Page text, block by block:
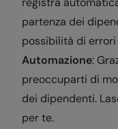
partenza dei
possibilità di errori
Automazione:
preoccuparti di
dei dipendenti.
per te.